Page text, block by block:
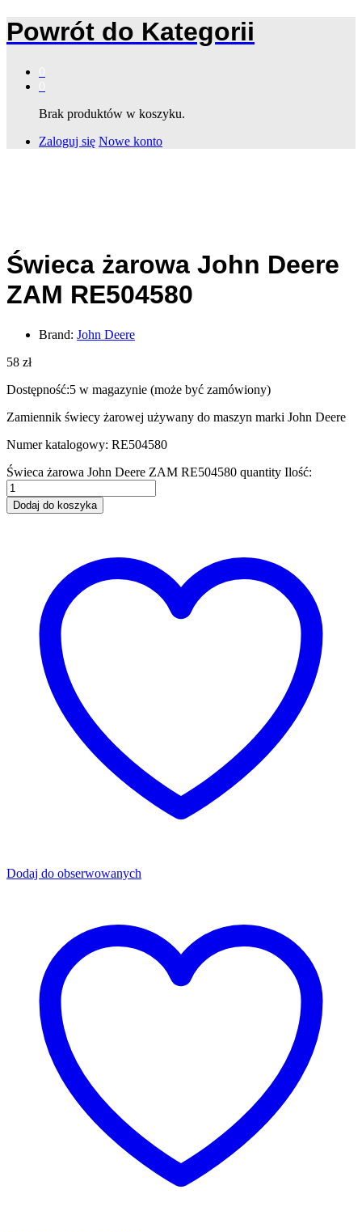
Powrót do Kategorii
Brak produktów w koszyku.
Zaloguj się Nowe konto
Świeca żarowa John Deere
ZAM RE504580
Brand: John Deere
58 zł
Dostępność:5 w magazynie (może być zamówiony)
Zamiennik świecy żarowej używany do maszyn marki John Deere
Numer katalogowy: RE504580
Świeca żarowa John Deere ZAM RE504580 quantity Ilość:
Dodaj do koszyka
Dodaj do obserwowanych